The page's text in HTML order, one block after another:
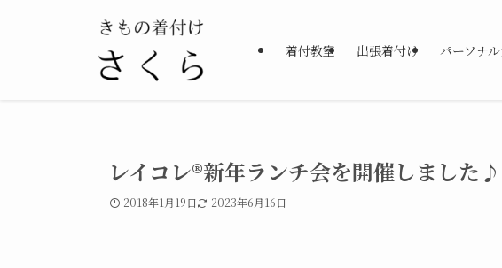
着付教室 出張着付け パーソナ
レイコレ®︎新年ランチ会を開催しました♪
2018年1月19日 2023年6月16日